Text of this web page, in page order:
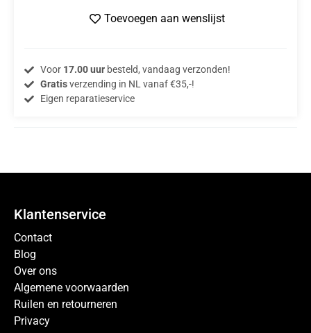
Toevoegen aan wenslijst
Voor 17.00 uurbesteld, vandaag verzonden!
Gratisverzending in NL vanaf €35,-!
Eigen reparatieservice
Klantenservice
Contact
Blog
Over ons
Algemene voorwaarden
Ruilen en retourneren
Privacy